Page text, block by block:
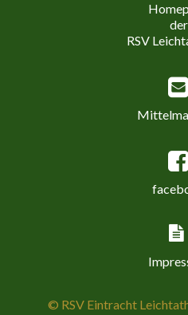
der
RSV
© RSV Eintracht